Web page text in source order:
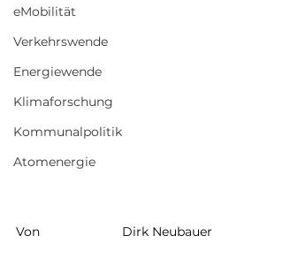
eMobilität
Verkehrswende
Energiewende
Klimaforschung
Kommunalpolitik
Atomenergie
Von 			Dirk Neubauer